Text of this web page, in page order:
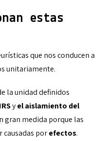
estas
que nos conducen a
unitariamente.
la unidad definidos
yel aislamiento del
gran medida porque las
causadas porefectos.